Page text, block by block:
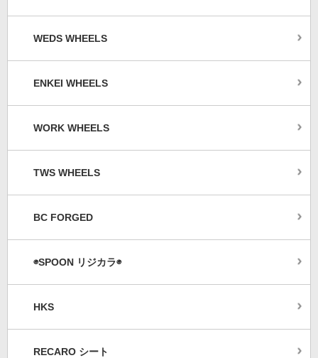
WEDS WHEELS
ENKEI WHEELS
WORK WHEELS
TWS WHEELS
BC FORGED
◉SPOON リジカラ◉
HKS
RECARO シート